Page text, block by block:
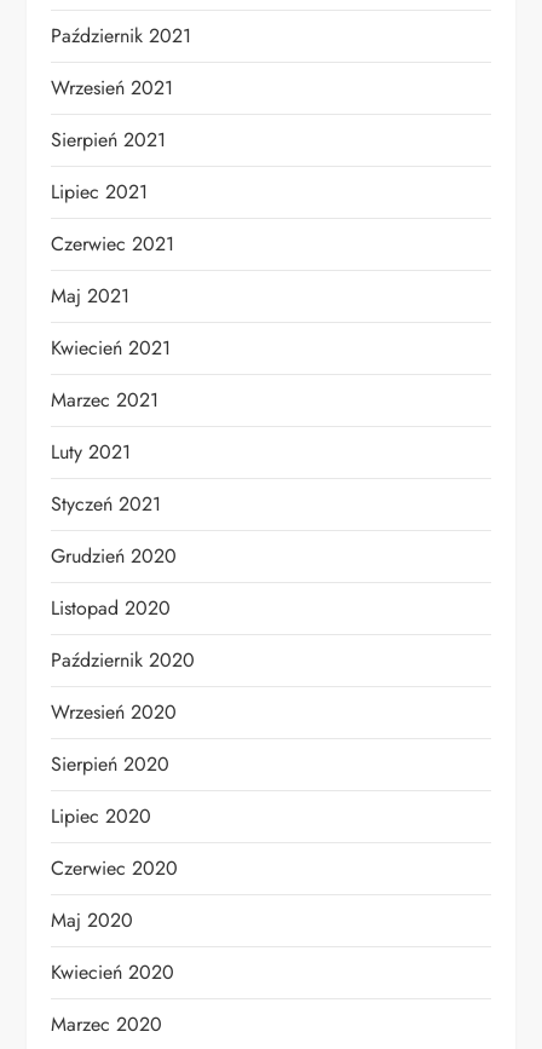
Październik 2021
Wrzesień 2021
Sierpień 2021
Lipiec 2021
Czerwiec 2021
Maj 2021
Kwiecień 2021
Marzec 2021
Luty 2021
Styczeń 2021
Grudzień 2020
Listopad 2020
Październik 2020
Wrzesień 2020
Sierpień 2020
Lipiec 2020
Czerwiec 2020
Maj 2020
Kwiecień 2020
Marzec 2020